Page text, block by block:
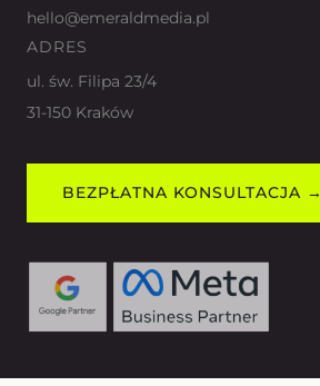
hello@emeraldmedia.pl
ADRES
ul. św. Filipa 23/4
31-150 Kraków
BEZPŁATNA KONSULTACJA →